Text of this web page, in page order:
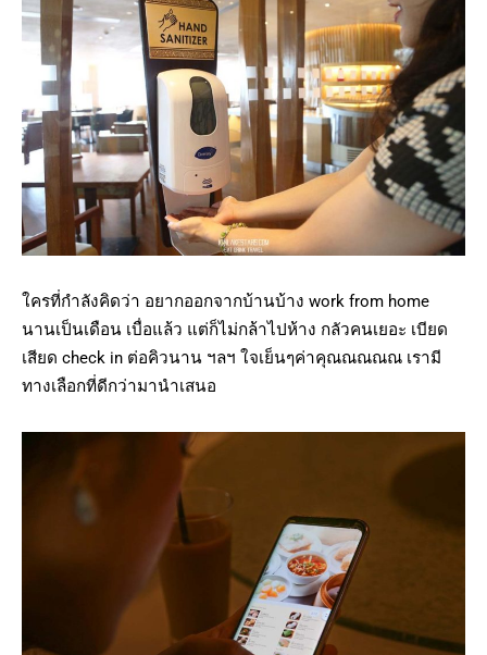
ใครที่กำลังคิดว่า อยากออกจากบ้านบ้าง work from home
นานเป็นเดือน เบื่อแล้ว แต่ก็ไม่กล้าไปห้าง กลัวคนเยอะ เบียด
เสียด check in ต่อคิวนาน ฯลฯ ใจเย็นๆค่าคุณณณณณ เรามี
ทางเลือกที่ดีกว่ามานำเสนอ